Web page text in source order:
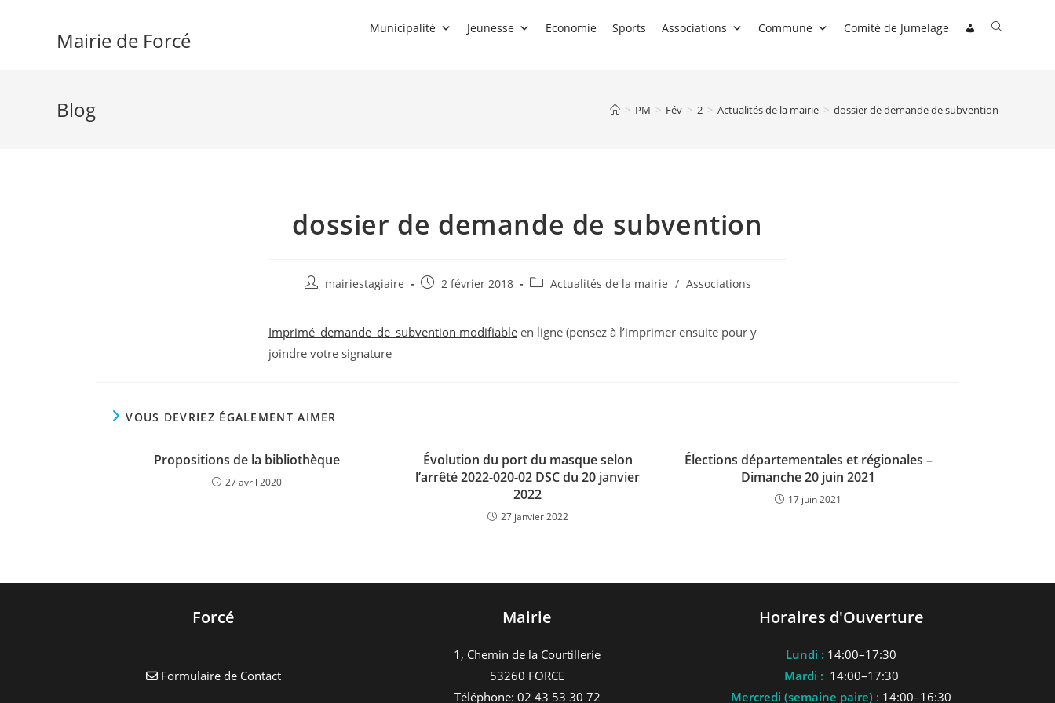
Mairie de Forcé Municipalité Jeunesse Economie Sports Associations Commune Comité de Jumelage Toggle
Blog > PM > Fév > 2 > Actualités de la mairie > dossier de demande de subvention
dossier de demande de subvention
Auteur/autrice
publication :
mairiestagiaire
Publication
2 février 2018
Post Actualités de la mairie / Associations
Imprimé_demande_de_subvention modifiable en ligne (pensez à l’imprimer ensuite pour y
joindre votre signature
VOUS DEVRIEZ ÉGALEMENT AIMER
Propositions de la bibliothèque
27 avril 2020
Évolution du port du masque selon
l’arrêté 2022-020-02 DSC du 20 janvier
2022
27 janvier 2022
Élections départementales et régionales –
Dimanche 20 juin 2021
17 juin 2021
Forcé
Formulaire de Contact
Mairie
1, Chemin de la Courtillerie
53260 FORCE
Téléphone: 02 43 53 30 72
Horaires d'Ouverture
Lundi : 14:00–17:30
Mardi : 14:00–17:30
Mercredi (semaine paire) : 14:00–16:30